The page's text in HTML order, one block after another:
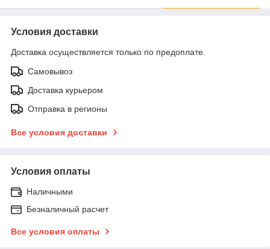
Условия доставки
Доставка осуществляется только по предоплате.
Самовывоз
Доставка курьером
Отправка в регионы
Все условия доставки
Условия оплаты
Наличными
Безналичный расчет
Все условия оплаты